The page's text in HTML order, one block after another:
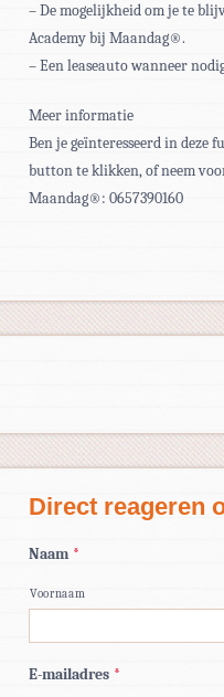
– De mogelijkheid om je te
Academy bij Maandag®.
– Een leaseauto wanneer
Meer informatie
Ben je geïnteresseerd in deze
button te klikken, of neem
Maandag®: 0657390160
Direct reageren
Naam *
Voornaam
E-mailadres *